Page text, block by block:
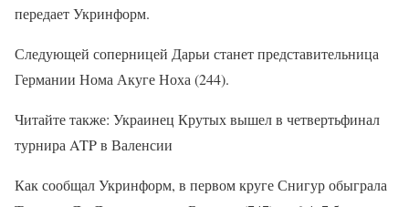
передает Укринформ.
Следующей соперницей Дарьи станет представительница
Германии Нома Акуге Ноха (244).
Читайте также: Украинец Крутых вышел в четвертьфинал
турнира ATP в Валенсии
Как сообщал Укринформ, в первом круге Снигур обыграла